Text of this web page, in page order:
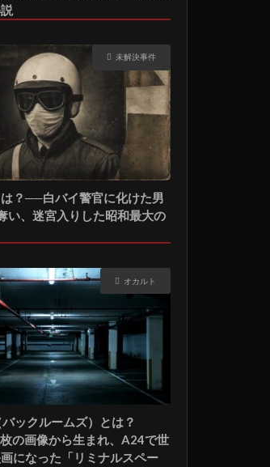
未解決事件
？──白バイ警官に化けた男
い、迷宮入りした昭和最大の
オカルト
ックルームズ）とは？
の画像から生まれ、A24で世
になった「リミナルスペー